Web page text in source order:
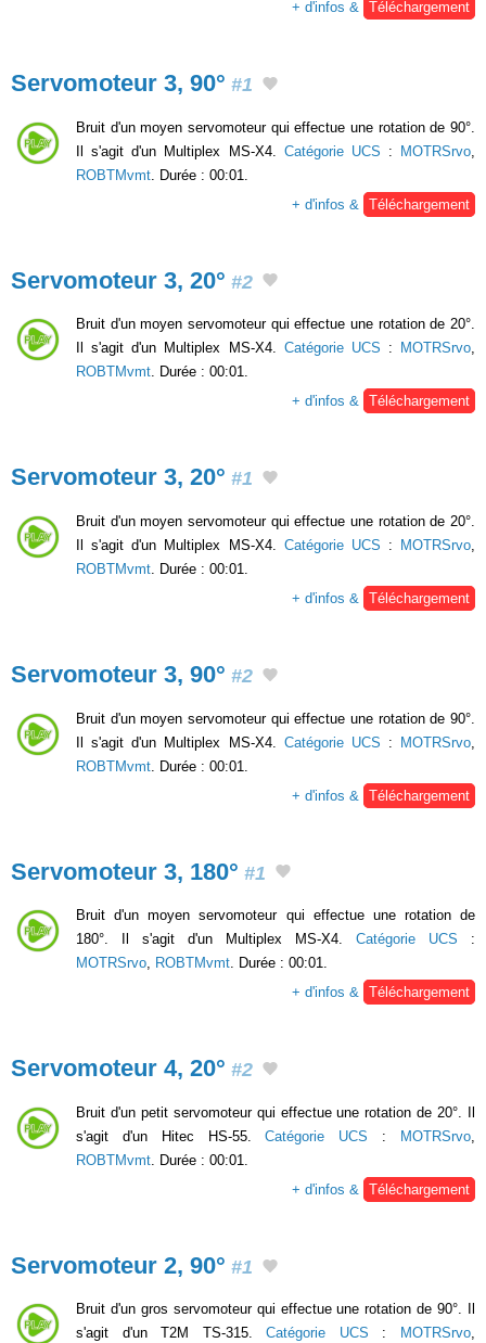
+ d'infos & Téléchargement
Servomoteur 3, 90° #1
Bruit d'un moyen servomoteur qui effectue une rotation de 90°.
Il s'agit d'un Multiplex MS-X4. Catégorie UCS : MOTRSrvo
ROBTMvmt . Durée : 00:01.
+ d'infos &
Téléchargement
Servomoteur 3, 20° #2
Bruit d'un moyen servomoteur qui effectue une rotation de 20°.
Il s'agit d'un Multiplex MS-X4. Catégorie UCS : MOTRSrvo,
ROBTMvmt. Durée : 00:01.
+ d'infos & Téléchargement
Servomoteur 3, 20° #1
Bruit d'un moyen servomoteur qui effectue une rotation de 20°.
Il s'agit d'un Multiplex MS-X4. Catégorie UCS : MOTRSrvo
ROBTMvmt . Durée : 00:01.
+ d'infos &
Téléchargement
Servomoteur 3, 90° #2
Bruit d'un moyen servomoteur qui effectue une rotation de 90°.
Il s'agit d'un Multiplex MS-X4. Catégorie UCS : MOTRSrvo
ROBTMvmt . Durée : 00:01.
+ d'infos &
Téléchargement
Servomoteur 3, 180° #1
Bruit d'un moyen servomoteur qui effectue une rotation de
180°. Il s'agit d'un Multiplex MS-X4. Catégorie UCS :
MOTRSrvo, ROBTMvmt. Durée : 00:01.
+ d'infos & Téléchargement
Servomoteur 4, 20° #2
Bruit d'un petit servomoteur qui effectue une rotation de 20°. Il
s'agit d'un Hitec HS-55.Catégorie UCS : MOTRSrvo
ROBTMvmt . Durée : 00:01.
+ d'infos &
Téléchargement
Servomoteur 2, 90° #1
Bruit d'un gros servomoteur qui effectue une rotation de 90°. Il
s'agit d'un T2M TS-315.Catégorie UCS : MOTRSrvo,